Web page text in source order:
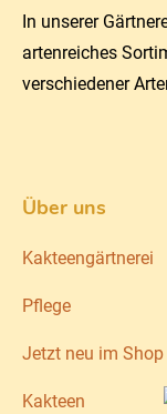
In unserer
artenreiches
verschiedener
Über uns
Kakteengärtnerei
Pflege
Jetzt neu im Shop
Kakteen